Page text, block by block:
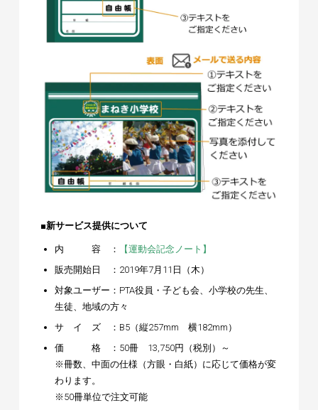
■新サービス提供について
内 容 ：
【運動会記念ノート】
販売開始日 ：2019年7月11日（木）
対象ユーザー：PTA役員・子ども会、小学校の先生、
生徒、地域の方々
サ イ ズ ：B5（縦257mm 横182mm）
価 格 ：50冊 13,750円（税別）～
※冊数、中面の仕様（方眼・白紙）に応じて価格が変
わります。
※50冊単位で注文可能